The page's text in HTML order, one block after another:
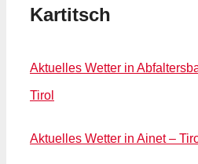
Kartitsch
Aktuelles Wetter in
Tirol
Aktuelles Wetter in Ainet –